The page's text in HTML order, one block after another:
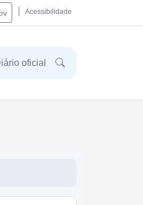
Acessibilidade
oficial